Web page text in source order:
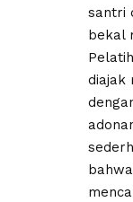
santri
bekal
diajak